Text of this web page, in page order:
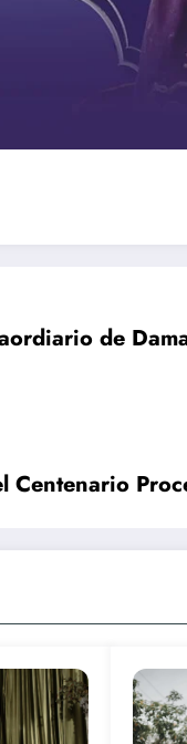
de
Centenario